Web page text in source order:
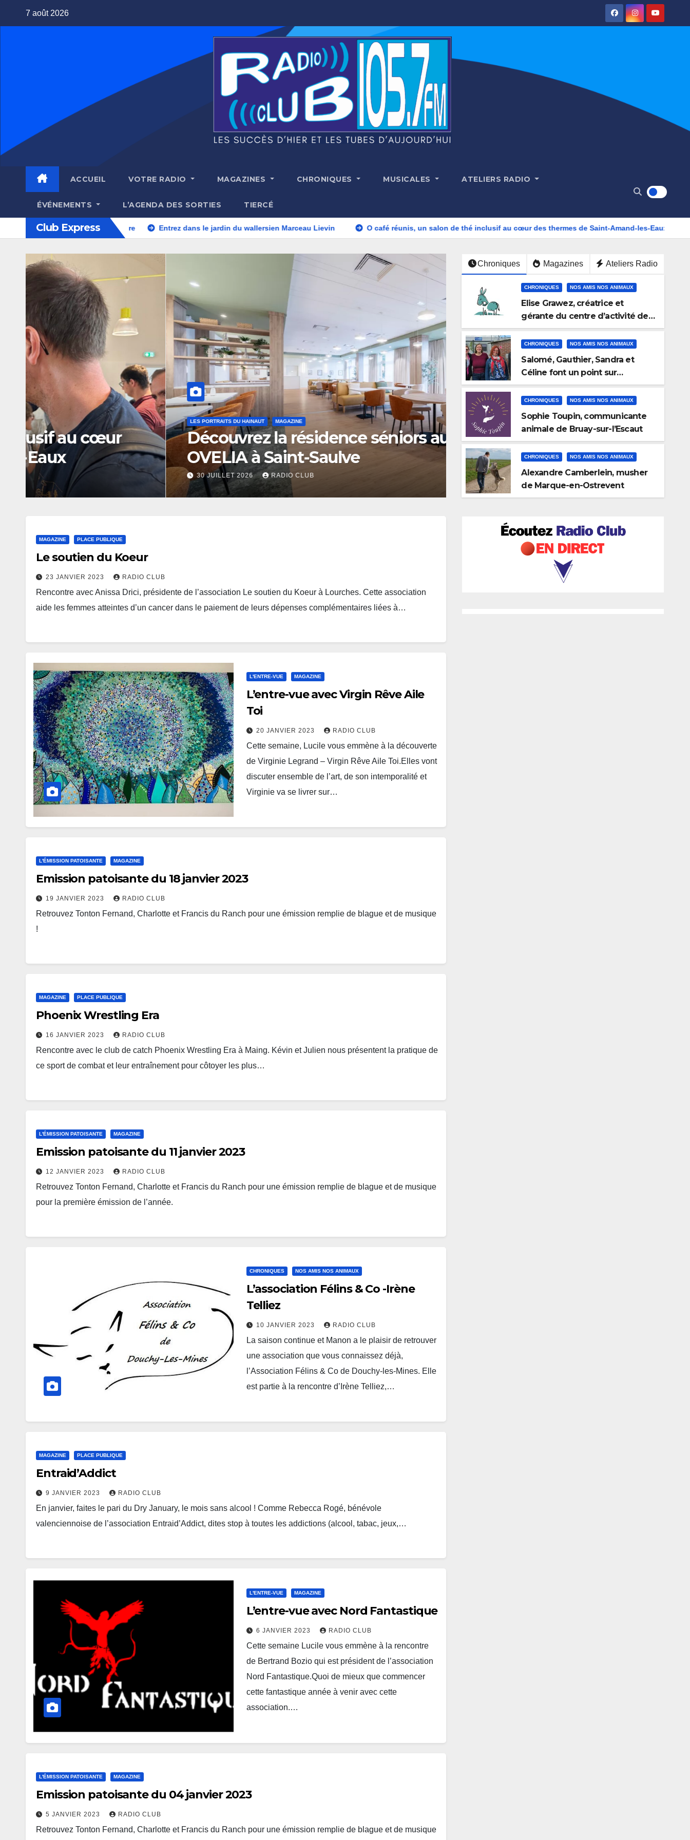
7 août 2026
ACCUEIL VOTRE RADIO MAGAZINES CHRONIQUES MUSICALES ATELIERS RADIO
ÉVÉNEMENTS L’AGENDA DES SORTIES TIERCÉ
Club Express
Régional de la Photographie jusqu’au 11 octobre Entrez dans le jardin du wallersien Marceau Lievin O café réunis, un salon de thé inclusif au cœur des thermes de Saint-Amand-
LES PORTRAITS DU HAINAUT MAGAZINE
Découvrez la résidence séniors autonomie
OVELIA à Saint-Saulve
30 JUILLET 2026 RADIO CLUB
LES PORTRAITS DU HAINAUT MAGAZINE
La fête du miel avec
Douchy-les-Mines
28 JUILLET 2026 RADIO CLUB
Chroniques Magazines Ateliers Radio
CHRONIQUES NOS AMIS NOS ANIMAUX
Elise Grawez, créatrice et
gérante du centre d’activité des
Hauts-Pays des Poilus à Blaugies
CHRONIQUES NOS AMIS NOS ANIMAUX
Salomé, Gauthier, Sandra et
Céline font un point sur
l’Association Educ, Flair & Fun
CHRONIQUES NOS AMIS NOS ANIMAUX
Sophie Toupin, communicante
animale de Bruay-sur-l’Escaut
CHRONIQUES NOS AMIS NOS ANIMAUX
Alexandre Camberlein, musher
de Marque-en-Ostrevent
MAGAZINE PLACE PUBLIQUE
Le soutien du Koeur
23 JANVIER 2023 RADIO CLUB
Rencontre avec Anissa Drici, présidente de l’association Le soutien du Koeur à Lourches. Cette association
aide les femmes atteintes d’un cancer dans le paiement de leurs dépenses complémentaires liées à…
L'ENTRE-VUE MAGAZINE
L’entre-vue avec Virgin Rêve Aile
Toi
20 JANVIER 2023 RADIO CLUB
Cette semaine, Lucile vous emmène à la découverte
de Virginie Legrand – Virgin Rêve Aile Toi.Elles vont
discuter ensemble de l’art, de son intemporalité et
Virginie va se livrer sur…
L'ÉMISSION PATOISANTE MAGAZINE
Emission patoisante du 18 janvier 2023
19 JANVIER 2023 RADIO CLUB
Retrouvez Tonton Fernand, Charlotte et Francis du Ranch pour une émission remplie de blague et de musique
!
MAGAZINE PLACE PUBLIQUE
Phoenix Wrestling Era
16 JANVIER 2023 RADIO CLUB
Rencontre avec le club de catch Phoenix Wrestling Era à Maing. Kévin et Julien nous présentent la pratique de
ce sport de combat et leur entraînement pour côtoyer les plus…
L'ÉMISSION PATOISANTE MAGAZINE
Emission patoisante du 11 janvier 2023
12 JANVIER 2023 RADIO CLUB
Retrouvez Tonton Fernand, Charlotte et Francis du Ranch pour une émission remplie de blague et de musique
pour la première émission de l’année.
CHRONIQUES NOS AMIS NOS ANIMAUX
L’association Félins & Co -Irène
Telliez
10 JANVIER 2023 RADIO CLUB
La saison continue et Manon a le plaisir de retrouver
une association que vous connaissez déjà,
l’Association Félins & Co de Douchy-les-Mines. Elle
est partie à la rencontre d’Irène Telliez,…
MAGAZINE PLACE PUBLIQUE
Entraid’Addict
9 JANVIER 2023 RADIO CLUB
En janvier, faites le pari du Dry January, le mois sans alcool ! Comme Rebecca Rogé, bénévole
valenciennoise de l’association Entraid’Addict, dites stop à toutes les addictions (alcool, tabac, jeux,…
L'ENTRE-VUE MAGAZINE
L’entre-vue avec Nord Fantastique
6 JANVIER 2023 RADIO CLUB
Cette semaine Lucile vous emmène à la rencontre
de Bertrand Bozio qui est président de l’association
Nord Fantastique.Quoi de mieux que commencer
cette fantastique année à venir avec cette
association.…
L'ÉMISSION PATOISANTE MAGAZINE
Emission patoisante du 04 janvier 2023
5 JANVIER 2023 RADIO CLUB
Retrouvez Tonton Fernand, Charlotte et Francis du Ranch pour une émission remplie de blague et de musique